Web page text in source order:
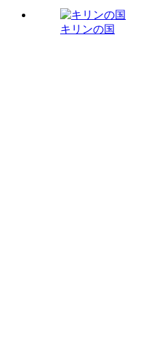
キリンの国